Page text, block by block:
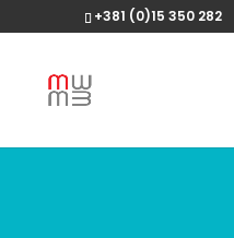
+381 (0)15 350 282